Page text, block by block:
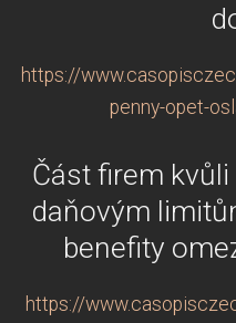
https://
penny-opet-
Část firem
daňovým
benefity
https://